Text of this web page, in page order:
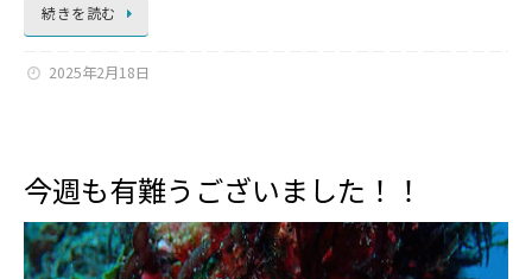
続きを読む
2025年2月18日
今週も有難うございました！！